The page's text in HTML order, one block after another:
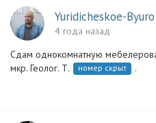
Yuridicheskoe-Byuro
4 года назад
Сдам однокомнатную
мкр. Геолог. Т.
номер скрыт
.